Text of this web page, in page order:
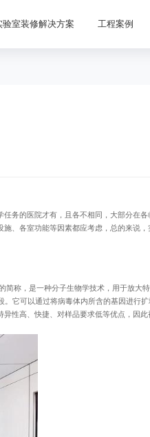
验室装修解决方案 工程案例
务的医院才有，且各不相同，大部分在
、各室功能等因素都应考虑，总的来说
称，是一种分子生物学技术，用于放大
它可以通过将病毒体内所含的基因进行
性高、快捷、对样品要求低等优点，因